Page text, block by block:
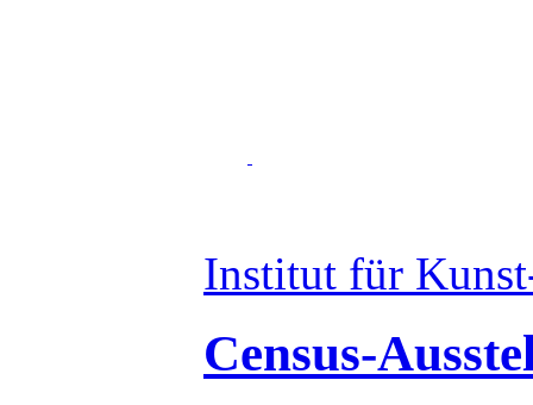
Institut für
Census-